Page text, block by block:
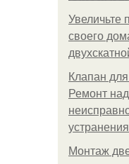
Увеличьте
своего
Клапан
Ремонт
устранения
Монтаж